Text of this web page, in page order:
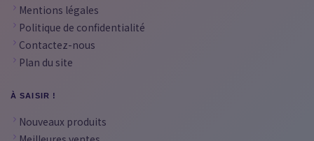
Mentions légales
Politique de confidentialité
Contactez-nous
Plan du site
À SAISIR !
Nouveaux produits